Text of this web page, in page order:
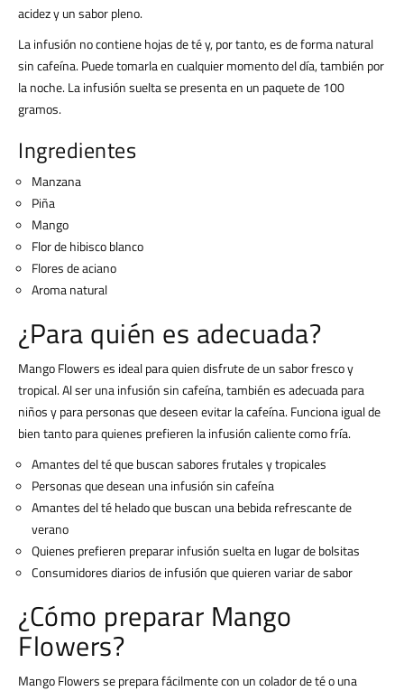
acidez y un sabor pleno.
La infusión no contiene hojas de té y, por tanto, es de forma natural
sin cafeína. Puede tomarla en cualquier momento del día, también por
la noche. La infusión suelta se presenta en un paquete de 100
gramos.
Ingredientes
Manzana
Piña
Mango
Flor de hibisco blanco
Flores de aciano
Aroma natural
¿Para quién es adecuada?
Mango Flowers es ideal para quien disfrute de un sabor fresco y
tropical. Al ser una infusión sin cafeína, también es adecuada para
niños y para personas que deseen evitar la cafeína. Funciona igual de
bien tanto para quienes prefieren la infusión caliente como fría.
Amantes del té que buscan sabores frutales y tropicales
Personas que desean una infusión sin cafeína
Amantes del té helado que buscan una bebida refrescante de
verano
Quienes prefieren preparar infusión suelta en lugar de bolsitas
Consumidores diarios de infusión que quieren variar de sabor
¿Cómo preparar Mango
Flowers?
Mango Flowers se prepara fácilmente con un colador de té o una